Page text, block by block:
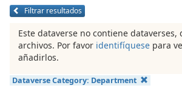
Filtrar resultados
Este dataverse no contiene dataverses,
archivos. Por favor identifíquese para
añadirlos.
Dataverse Category: Department